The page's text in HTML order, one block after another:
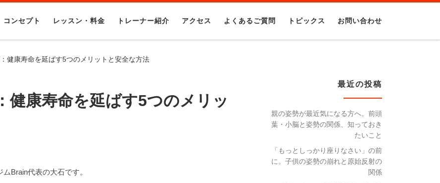
コンセプト レッスン・料金 トレーナー紹介 アクセス よくあるご質問 トピックス お問い合わせ
健康寿命を延ばす5つのメリットと安全な方法
健康寿命を延ばす5つのメリッ
Brain代表の大石です。
最近の投稿
親の姿勢が最近気になる方へ。前頭
葉・小脳と姿勢の関係、知っておき
たいこと
「もっとしっかり座りなさい」の前
に。子供の姿勢の崩れと原始反射の
関係